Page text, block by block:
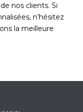
nos clients. Si
n’hésitez
la meilleure